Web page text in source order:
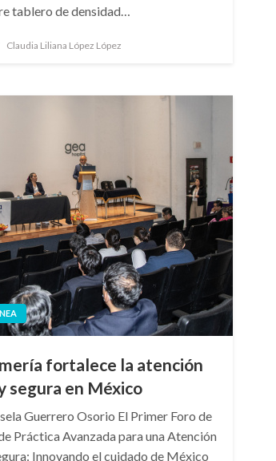
tablero de densidad…
Claudia Liliana López López
fortalece la atención
segura en México
Guerrero Osorio El Primer Foro de
Práctica Avanzada para una Atención
Innovando el cuidado de México